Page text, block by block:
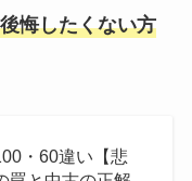
悔したくない方
・60違い【悲